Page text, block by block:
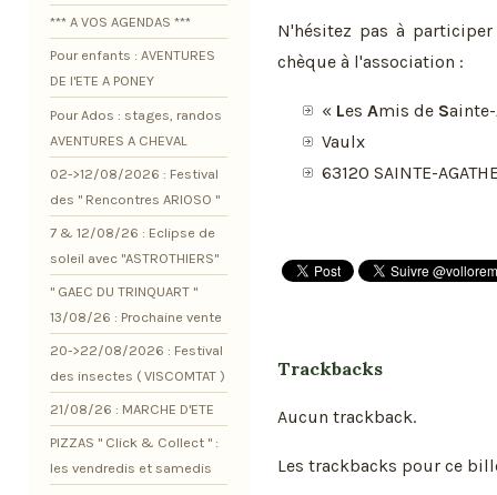
N'hésitez pas à
chèque à l'association :
« Les Amis de Sainte-
Vaulx
63120 SAINTE-
Trackbacks
Aucun trackback.
Les trackbacks pour ce
*** A VOS AGENDAS ***
Pour enfants : AVENTURES
DE l'ETE A PONEY
Pour Ados : stages, randos
AVENTURES A CHEVAL
02->12/08/2026 : Festival
des " Rencontres ARIOSO "
7 & 12/08/26 : Eclipse de
soleil avec "ASTROTHIERS"
" GAEC DU TRINQUART "
13/08/26 : Prochaine vente
20->22/08/2026 : Festival
des insectes ( VISCOMTAT )
21/08/26 : MARCHE D'ETE
PIZZAS " Click & Collect " :
les vendredis et samedis